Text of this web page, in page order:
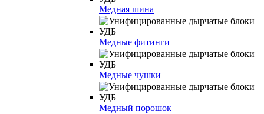
Медная шина
Медные фитинги
Медные чушки
Медный порошок